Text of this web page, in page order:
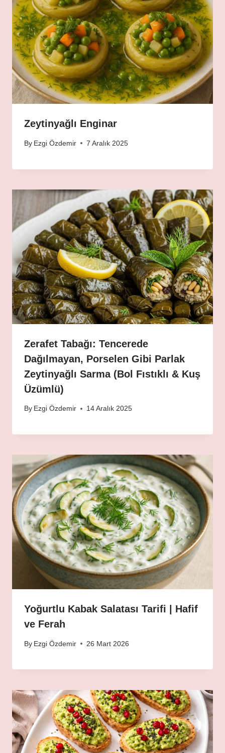
Zeytinyağlı Enginar
By Ezgi Özdemir 7 Aralık 2025
Zerafet Tabağı: Tencerede
Dağılmayan, Porselen Gibi Parlak
Zeytinyağlı Sarma (Bol Fıstıklı & Kuş
Üzümlü)
By Ezgi Özdemir 14 Aralık 2025
Yoğurtlu Kabak Salatası Tarifi | Hafif
ve Ferah
By Ezgi Özdemir 26 Mart 2026